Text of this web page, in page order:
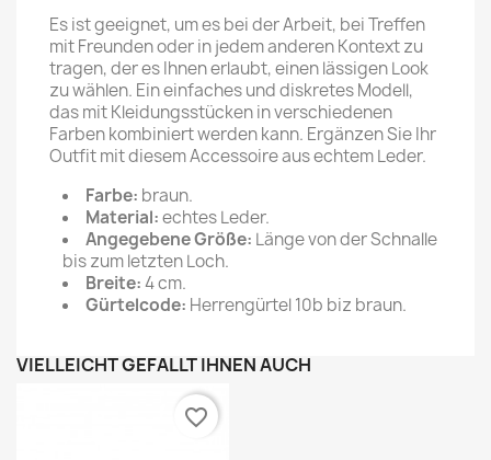
Es ist geeignet, um es bei der Arbeit, bei Treffen
mit Freunden oder in jedem anderen Kontext zu
tragen, der es Ihnen erlaubt, einen lässigen Look
zu wählen. Ein einfaches und diskretes Modell,
das mit Kleidungsstücken in verschiedenen
Farben kombiniert werden kann. Ergänzen Sie Ihr
Outfit mit diesem Accessoire aus echtem Leder.
Farbe: braun.
Material:echtes Leder.
Angegebene Größe: Länge von der Schnalle
bis zum letzten Loch.
Breite:4 cm.
Gürtelcode: Herrengürtel 10b biz braun.
VIELLEICHT GEFÄLLT IHNEN AUCH
favorite_border